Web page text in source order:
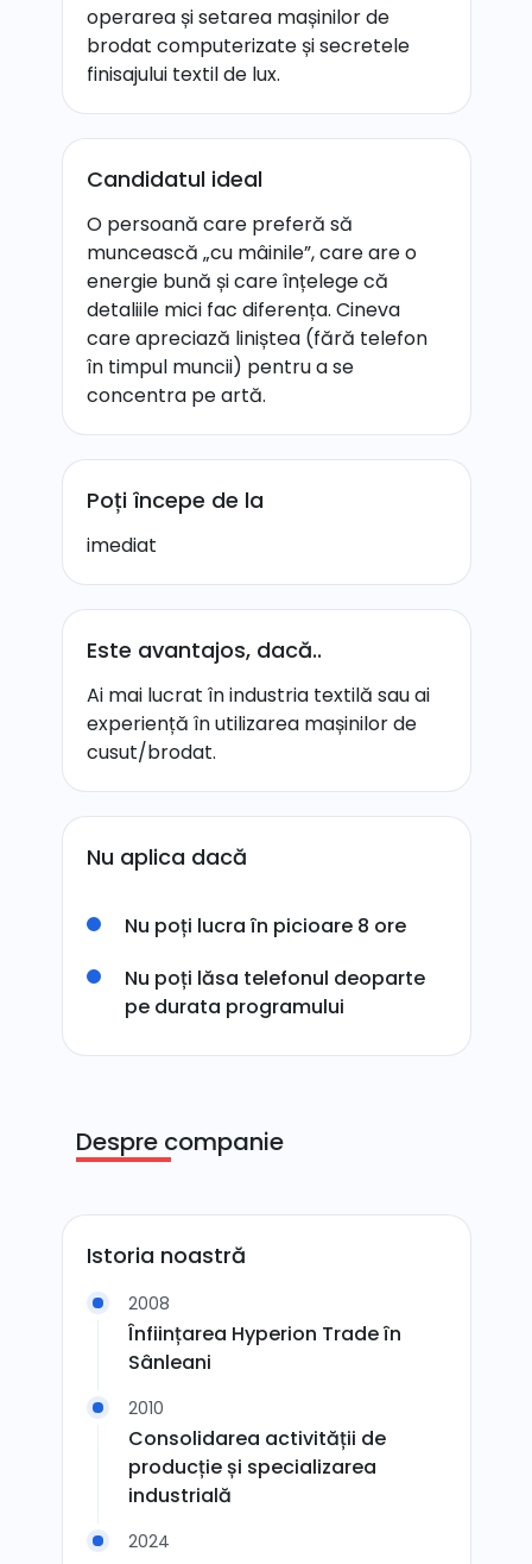
operarea și setarea mașinilor de
brodat computerizate și secretele
finisajului textil de lux.
Candidatul ideal
O persoană care preferă să
muncească „cu mâinile”, care are o
energie bună și care înțelege că
detaliile mici fac diferența. Cineva
care apreciază liniștea (fără telefon
în timpul muncii) pentru a se
concentra pe artă.
Poți începe de la
imediat
Este avantajos, dacă..
Ai mai lucrat în industria textilă sau ai
experiență în utilizarea mașinilor de
cusut/brodat.
Nu aplica dacă
Nu poți lucra în picioare 8 ore
Nu poți lăsa telefonul deoparte
pe durata programului
Despre companie
Istoria noastră
2008
Înființarea Hyperion Trade în
Sânleani
2010
Consolidarea activității de
producție și specializarea
industrială
2024